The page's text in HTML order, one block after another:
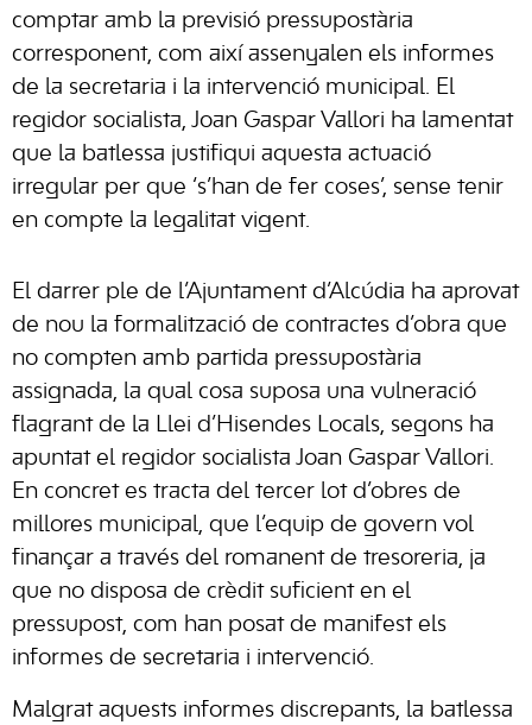
comptar amb la previsió pressupostària
corresponent, com així assenyalen els informes
de la secretaria i la intervenció municipal. El
regidor socialista, Joan Gaspar Vallori ha lamentat
que la batlessa justifiqui aquesta actuació
irregular per que ‘s’han de fer coses’, sense tenir
en compte la legalitat vigent.
El darrer ple de l’Ajuntament d’Alcúdia ha aprovat
de nou la formalització de contractes d’obra que
no compten amb partida pressupostària
assignada, la qual cosa suposa una vulneració
flagrant de la Llei d’Hisendes Locals, segons ha
apuntat el regidor socialista Joan Gaspar Vallori.
En concret es tracta del tercer lot d’obres de
millores municipal, que l’equip de govern vol
finançar a través del romanent de tresoreria, ja
que no disposa de crèdit suficient en el
pressupost, com han posat de manifest els
informes de secretaria i intervenció.
Malgrat aquests informes discrepants, la batlessa